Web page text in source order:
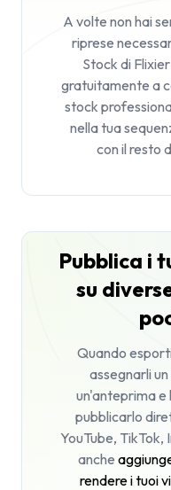
A volte non hai
riprese
Stock di
gratuitamente a
stock
nella tua
con il resto
Pubblica i
su
Quando
assegnarli
un'anteprima e
pubblicarlo
YouTube,
anche
rendere i tuoi